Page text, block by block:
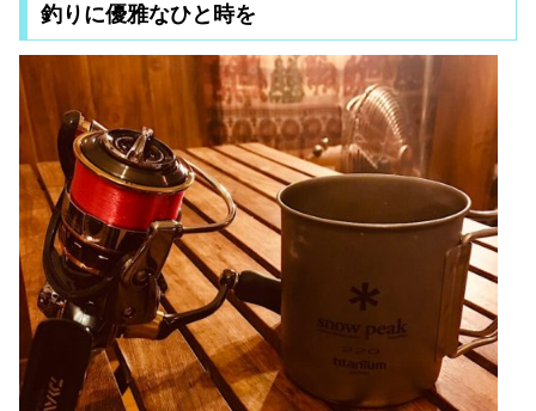
釣りに優雅なひと時を